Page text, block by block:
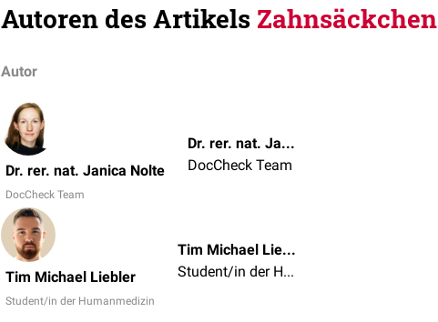
Autoren des Artikels Zahnsäckchen
Autor
Dr. rer. nat. Janica Nolte
DocCheck Team
Dr. rer. nat. Janica Nolte
DocCheck Team
Tim Michael Liebler
Student/in der Humanmedizin
Tim Michael Liebler
Student/in der Humanmedizin